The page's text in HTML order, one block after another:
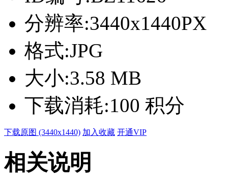
分辨率:3440x1440PX
格式:JPG
大小:3.58 MB
下载消耗:100 积分
下载原图 (3440x1440) 加入收藏 开通VIP
相关说明